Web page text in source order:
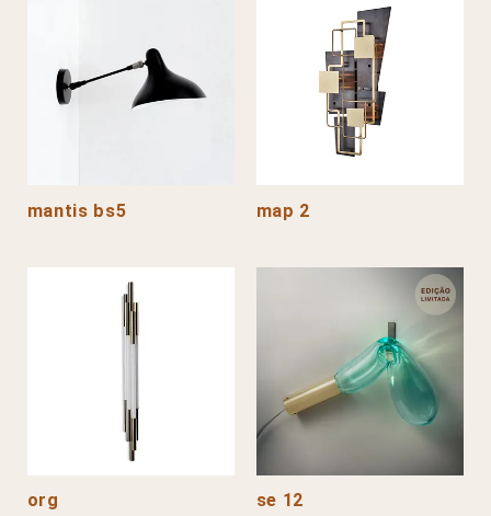
mantis bs5 map 2
org se 12